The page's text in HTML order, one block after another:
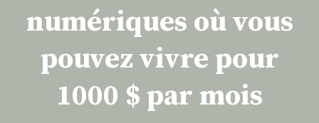
numériques où vous
pouvez vivre pour
1000 $ par mois